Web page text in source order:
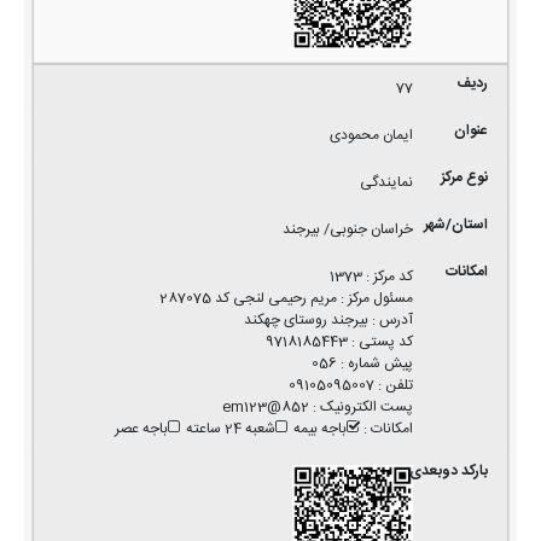
77
ایمان محمودی
نمایندگی
خراسان جنوبی/ بیرجند
کد مرکز:
1373
مسئول مرکز:مریم رحیمی لنجی کد 287075
آدرس:بیرجند روستای چهکند
کد پستی :
9718185443
پیش شماره :
056
تلفن :
09105095007
پست الکترونیک:
852@em123
امکانات: باجه بیمه شعبه 24 ساعته باجه عصر